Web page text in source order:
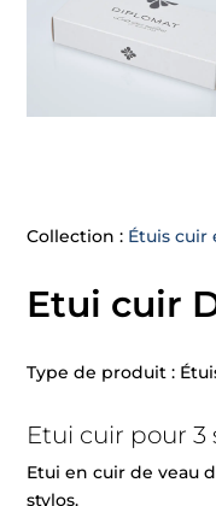
Collection : Étuis cuir
Etui cuir
Type de produit :
Etui cuir pour 3
Etui en cuir de veau
stylos.